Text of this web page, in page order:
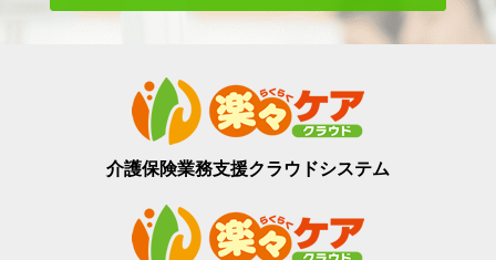
介護保険業務支援クラウドシステム